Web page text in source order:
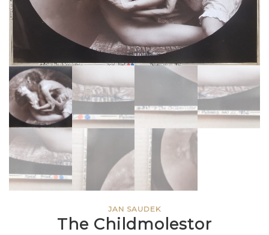
JAN SAUDEK
The Childmolestor